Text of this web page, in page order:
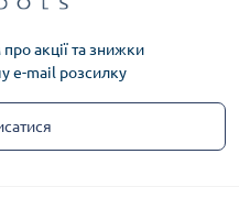
акції та знижки
e-mail розсилку